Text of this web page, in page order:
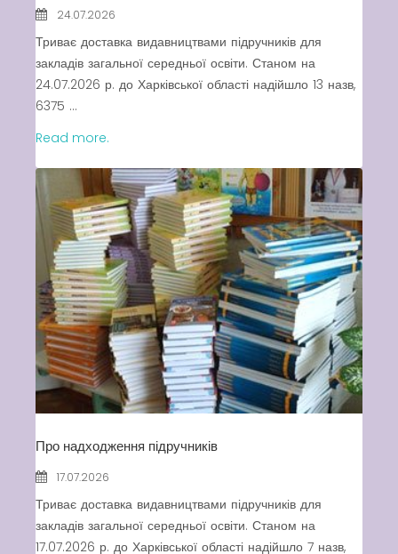
24.07.2026
Триває доставка видавництвами підручників для
закладів загальної середньої освіти. Станом на
24.07.2026 р. до Харківської області надійшло 13 назв,
6375 ...
Read more.
Про надходження підручників
17.07.2026
Триває доставка видавництвами підручників для
закладів загальної середньої освіти. Станом на
17.07.2026 р. до Харківської області надійшло 7 назв,